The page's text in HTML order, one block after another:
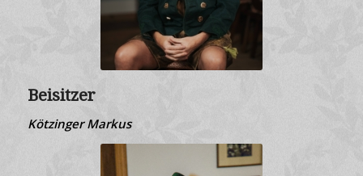
Beisitzer
Kötzinger Markus